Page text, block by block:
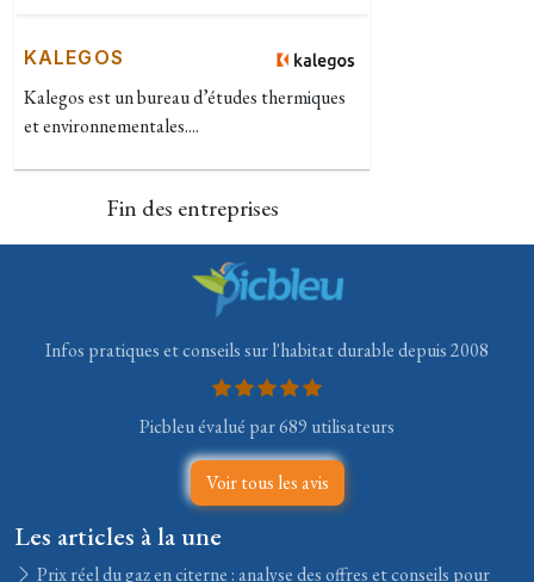
KALEGOS
Kalegos est un bureau d’études thermiques
et environnementales....
Fin des entreprises
Infos pratiques et conseils sur l'habitat durable depuis 2008
Picbleu évalué par 689 utilisateurs
Voir tous les avis
Les articles à la une
Prix réel du gaz en citerne : analyse des offres et conseils pour